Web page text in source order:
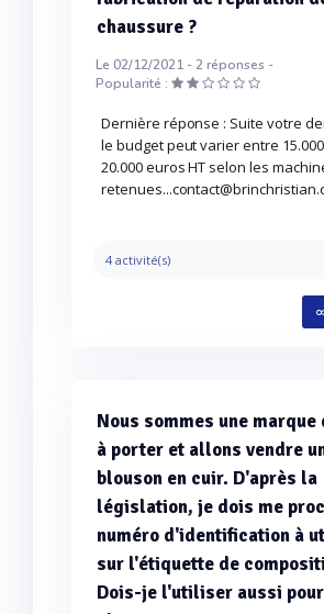
chaussure ?
Le 02/12/2021 -2réponses -
Popularité :
Dernière réponse : Suite votre
le budget peut varier entre
20.000 euros HT selon les
4 activité(s)
Nous sommes une marque
à porter et allons vendre
blouson en cuir. D'après la
législation, je dois me
numéro d'identification à
sur l'étiquette de
Dois-je l'utiliser aussi